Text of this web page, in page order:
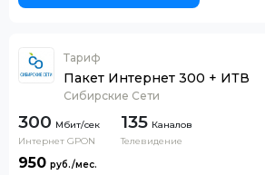
Тариф
Пакет Интернет 300 + ИТВ
Сибирские Сети
300
Интернет GPON
135 Каналов
Телевидение
950